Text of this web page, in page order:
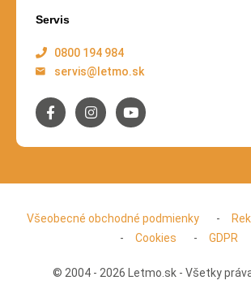
Servis
0800 194 984
servis@letmo.sk
© 2004 - 2026 Letmo.sk - Všetky
Všeobecné obchodné podmienky
Cookies
GDPR